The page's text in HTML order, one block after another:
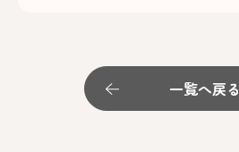
一覧へ戻る